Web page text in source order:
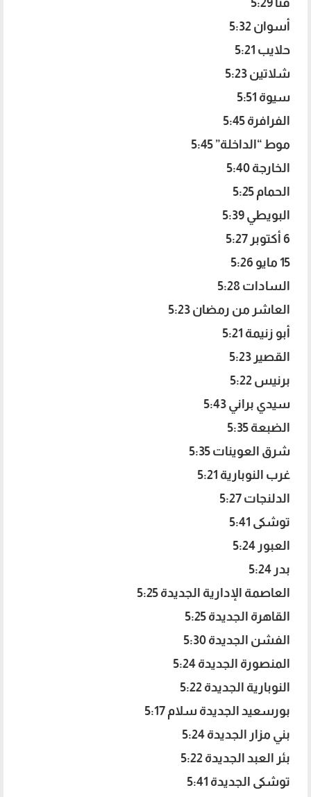
أسوان 5:32
حلايب 5:21
شلاتين 5:23
سيوة 5:51
الفرافرة 5:45
موط “الداخلة” 5:45
الخارجة 5:40
الحمام 5:25
البويطي 5:39
6 أكتوبر 5:27
15 مايو 5:26
السادات 5:28
العاشر من رمضان 5:23
أبو زنيمة 5:21
القصير 5:23
برنيس 5:22
سيدي براني 5:43
الضبعة 5:35
شرق العوينات 5:35
غرب النوبارية 5:21
الدلنجات 5:27
توشكى 5:41
العبور 5:24
بدر 5:24
العاصمة الإدارية الجديدة 5:25
القاهرة الجديدة 5:25
الفشن الجديدة 5:30
المنصورة الجديدة 5:24
النوبارية الجديدة 5:22
بورسعيد الجديدة سلام 5:17
بني مزار الجديدة 5:24
بئر العبد الجديدة 5:22
توشكى الجديدة 5:41